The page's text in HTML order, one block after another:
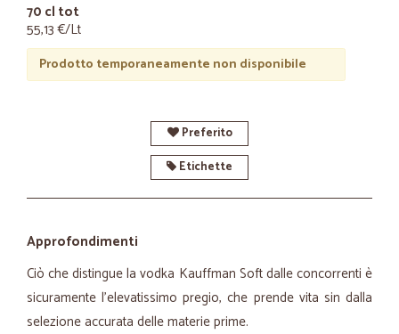
70 cl tot
55,13 €/Lt
Prodotto temporaneamente non disponibile
Preferito
Etichette
Approfondimenti
Ciò che distingue la vodka Kauffman Soft dalle concorrenti è
sicuramente l’elevatissimo pregio, che prende vita sin dalla
selezione accurata delle materie prime.